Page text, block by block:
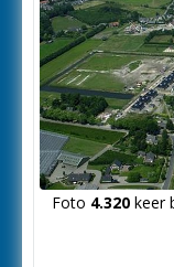
Foto 4.320keer